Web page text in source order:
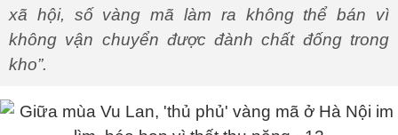
xã hội, số vàng mã làm ra không thể bán vì
không vận chuyển được đành chất đống trong
kho”.